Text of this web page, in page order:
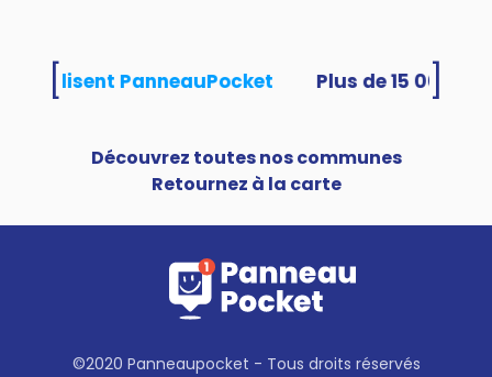
utilisent PanneauPocket
Découvrez toutes nos communes
Retournez à la carte
©2020 Panneaupocket - Tous droits réservés